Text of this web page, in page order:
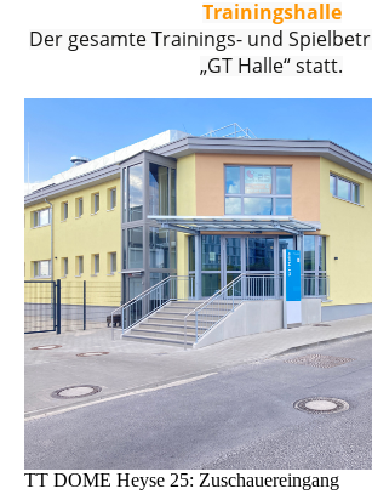
Trainingshalle
Der gesamte Trainings- und
„GT Halle“ statt.
TT DOME Heyse 25: Zuschauereingang